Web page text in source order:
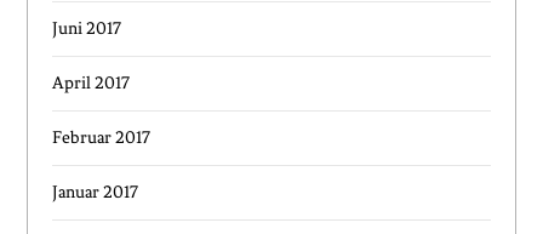
Juni 2017
April 2017
Februar 2017
Januar 2017